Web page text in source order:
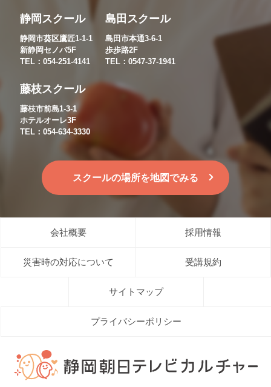
静岡スクール
静岡市葵区鷹匠1-1-1
新静岡セノバ5F
TEL：054-251-4141
島田スクール
島田市本通3-6-1
歩歩路2F
TEL：0547-37-1941
藤枝スクール
藤枝市前島1-3-1
ホテルオーレ3F
TEL：054-634-3330
スクールの場所を地図でみる
会社概要 採用情報
災害時の対応について 受講規約
サイトマップ
プライバシーポリシー